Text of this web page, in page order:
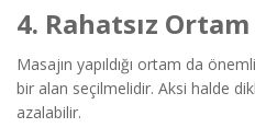
4. Rahatsız
Masajın yapıldığı ortam da
bir alan seçilmelidir. Aksi halde
azalabilir.